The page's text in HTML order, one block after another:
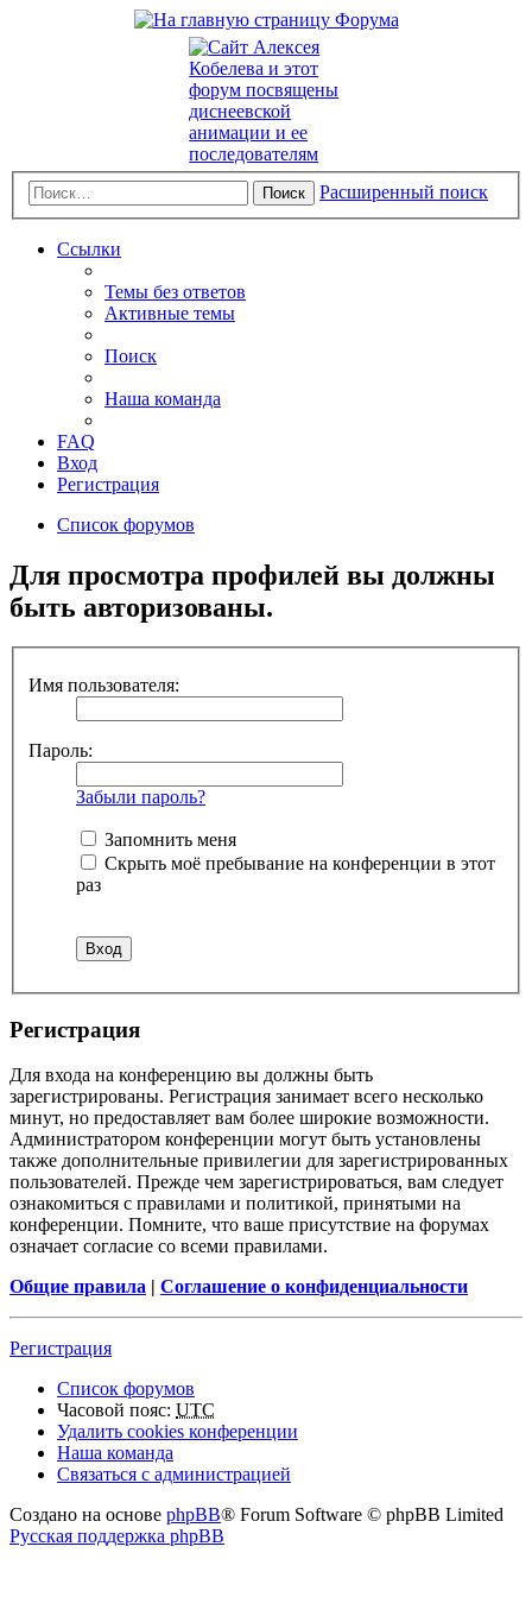
Поиск Расширенный поиск
Ссылки
Темы без ответов
Активные темы
Поиск
Наша команда
FAQ
Вход
Регистрация
Список форумов
Для просмотра профилей вы должны
быть авторизованы.
Имя пользователя:
Пароль:
Забыли пароль?
Запомнить меня
Скрыть моё пребывание на конференции в этот
раз
Регистрация
Для входа на конференцию вы должны быть
зарегистрированы. Регистрация занимает всего несколько
минут, но предоставляет вам более широкие возможности.
Администратором конференции могут быть установлены
также дополнительные привилегии для зарегистрированных
пользователей. Прежде чем зарегистрироваться, вам следует
ознакомиться с правилами и политикой, принятыми на
конференции. Помните, что ваше присутствие на форумах
означает согласие со всеми правилами.
Общие правила | Соглашение о конфиденциальности
Регистрация
Список форумов
Часовой пояс: UTC
Удалить cookies конференции
Наша команда
Связаться с администрацией
Создано на основе phpBB® Forum Software © phpBB Limited
Русская поддержка phpBB